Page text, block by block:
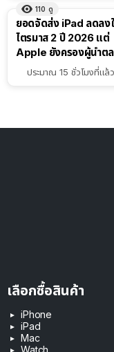
110 ดู
ยอดจัดส่ง iPad ลดลง
ไตรมาส 2 ปี 2026 แต่
Apple ยังครองผู้นำต
แท็บเล็ต
ประมาณ 15 ชั่วโมงที่แล้ว
เลือกซื้อสินค้า
iPhone
iPad
Mac
Watch